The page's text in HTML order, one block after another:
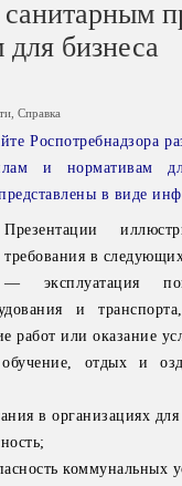
бизнеса
Справка
Роспотребнадзора
и нормативам
в виде
Презентации
требования в
— эксплуатация
и
работ или оказание
отдых и
в организациях
коммунальных